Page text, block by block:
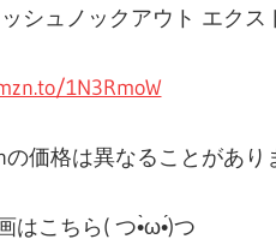
シュノックアウト エクス
1N3RmoW
価格は異なることがあり
はこちら( つ•̀ω•́)つ